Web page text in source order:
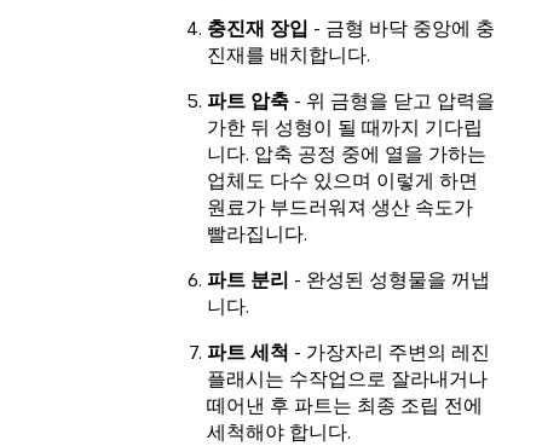
충진재 장입 - 금형 바닥 중앙에 충
진재를 배치합니다.
파트 압축 - 위 금형을 닫고 압력을
가한 뒤 성형이 될 때까지 기다립
니다. 압축 공정 중에 열을 가하는
업체도 다수 있으며 이렇게 하면
원료가 부드러워져 생산 속도가
빨라집니다.
파트 분리 - 완성된 성형물을 꺼냅
니다.
파트 세척 - 가장자리 주변의 레진
플래시는 수작업으로 잘라내거나
떼어낸 후 파트는 최종 조립 전에
세척해야 합니다.